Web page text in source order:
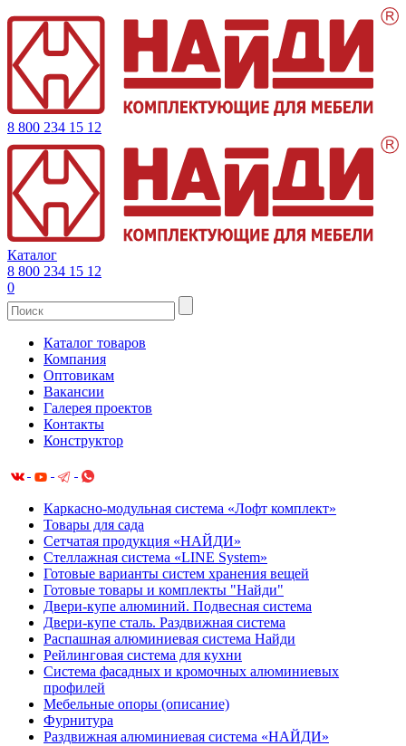
8 800 234 15 12
Каталог
8 800 234 15 12
0
Каталог товаров
Компания
Оптовикам
Вакансии
Галерея проектов
Контакты
Конструктор
Каркасно-модульная система «Лофт комплект»
Товары для сада
Сетчатая продукция «НАЙДИ»
Cтеллажная система «LINE System»
Готовые варианты систем хранения вещей
Готовые товары и комплекты "Найди"
Двери-купе алюминий. Подвесная система
Двери-купе сталь. Раздвижная система
Распашная алюминиевая система Найди
Рейлинговая система для кухни
Система фасадных и кромочных алюминиевых
профилей
Мебельные опоры (описание)
Фурнитура
Раздвижная алюминиевая система «НАЙДИ»